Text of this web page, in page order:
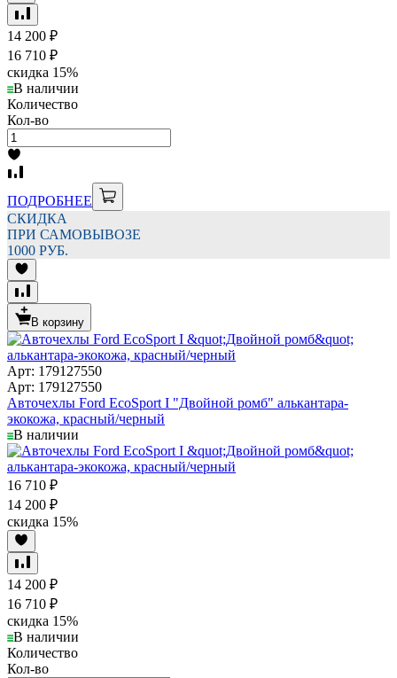
14 200 ₽
16 710 ₽
скидка 15%
В наличии
Количество
Кол-во
ПОДРОБНЕЕ
СКИДКА
ПРИ САМОВЫВОЗЕ
1000 РУБ.
В корзину
Арт: 179127550
Арт: 179127550
Авточехлы Ford EcoSport I "Двойной ромб" алькантара-
экокожа, красный/черный
В наличии
16 710 ₽
14 200 ₽
скидка 15%
14 200 ₽
16 710 ₽
скидка 15%
В наличии
Количество
Кол-во